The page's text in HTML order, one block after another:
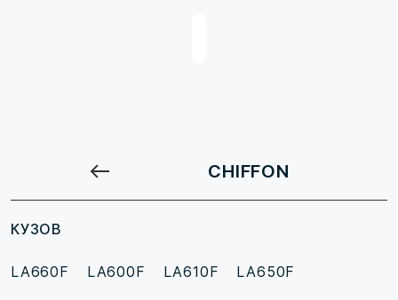
CHIFFON
КУЗОВ
LA660F LA600F LA610F LA650F